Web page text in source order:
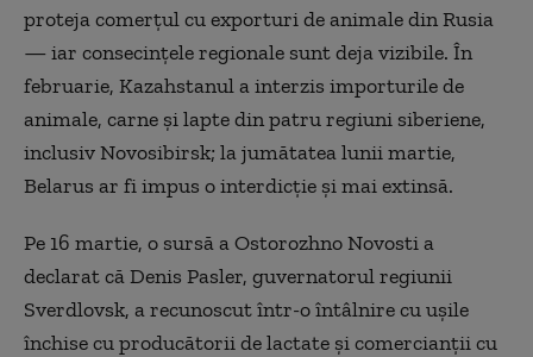
proteja comerțul cu exporturi de animale din Rusia
— iar consecințele regionale sunt deja vizibile. În
februarie, Kazahstanul a interzis importurile de
animale, carne și lapte din patru regiuni siberiene,
inclusiv Novosibirsk; la jumătatea lunii martie,
Belarus ar fi impus o interdicție și mai extinsă.
Pe 16 martie, o sursă a Ostorozhno Novosti a
declarat că Denis Pasler, guvernatorul regiunii
Sverdlovsk, a recunoscut într-o întâlnire cu ușile
închise cu producătorii de lactate și comercianții cu